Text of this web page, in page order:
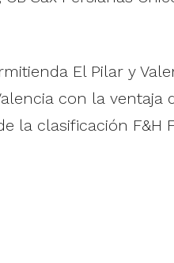
El Pilar y
con la ventaja
la clasificación F&H